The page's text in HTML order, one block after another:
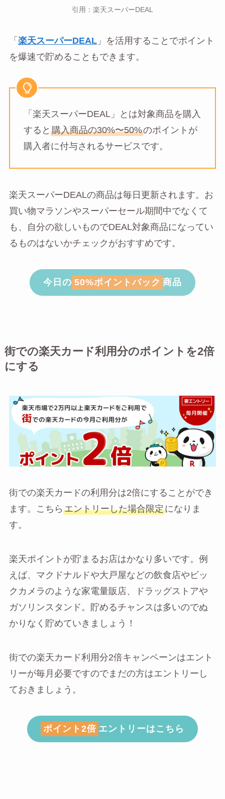
引用：楽天スーパーDEAL
「 楽天スーパーDEAL」を活用することでポイント
を爆速で貯めることもできます。
「楽天スーパーDEAL」とは対象商品を購入
すると 購入商品の30%〜50%のポイントが
購入者に付与されるサービスです。
楽天スーパーDEALの商品は毎日更新されます。お
買い物マラソンやスーパーセール期間中でなくて
も、自分の欲しいものでDEAL対象商品になってい
るものはないかチェックがおすすめです。
今日の 50%ポイントバック 商品
街での楽天カード利用分のポイントを2倍
にする
街での楽天カードの利用分は2倍にすることができ
ます。こちら エントリーした場合限定になりま
す。
楽天ポイントが貯まるお店はかなり多いです。例
えば、マクドナルドや大戸屋などの飲食店やビッ
クカメラのような家電量販店、ドラッグストアや
ガソリンスタンド。貯めるチャンスは多いのでぬ
かりなく貯めていきましょう！
街での楽天カード利用分2倍キャンペーンはエント
リーが毎月必要ですのでまだの方はエントリーし
ておきましょう。
ポイント2倍 エントリーはこちら